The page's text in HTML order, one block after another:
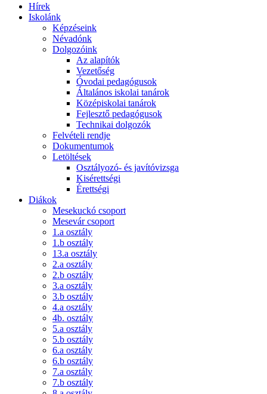
Hírek
Iskolánk
Képzéseink
Névadónk
Dolgozóink
Az alapítók
Vezetőség
Óvodai pedagógusok
Általános iskolai tanárok
Középiskolai tanárok
Fejlesztő pedagógusok
Technikai dolgozók
Felvételi rendje
Dokumentumok
Letöltések
Osztályozó- és javítóvizsga
Kisérettségi
Érettségi
Diákok
Mesekuckó csoport
Mesevár csoport
1.a osztály
1.b osztály
13.a osztály
2.a osztály
2.b osztály
3.a osztály
3.b osztály
4.a osztály
4b. osztály
5.a osztály
5.b osztály
6.a osztály
6.b osztály
7.a osztály
7.b osztály